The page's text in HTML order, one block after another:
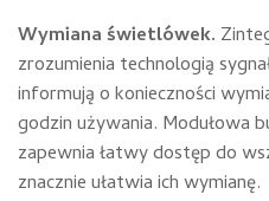
Wymiana świetlówek.
zrozumienia technologią
informują o konieczności
godzin używania. Modułowa
zapewnia łatwy dostęp do
znacznie ułatwia ich wymianę.